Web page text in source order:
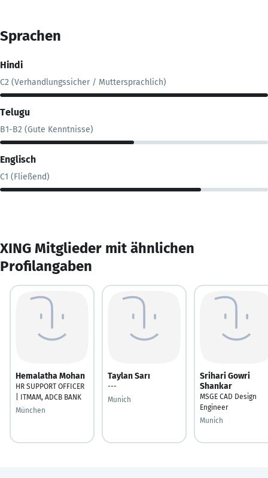
Sprachen
Hindi
C2 (Verhandlungssicher / Muttersprachlich)
Telugu
B1-B2 (Gute Kenntnisse)
Englisch
C1 (Fließend)
XING Mitglieder mit ähnlichen
Profilangaben
Hemalatha Mohan
HR SUPPORT OFFICER
| ITMAM, ADCB BANK
München
Taylan Sarı
---
Munich
Srihari Gowri
Shankar
MSGE CAD Design
Engineer
Munich